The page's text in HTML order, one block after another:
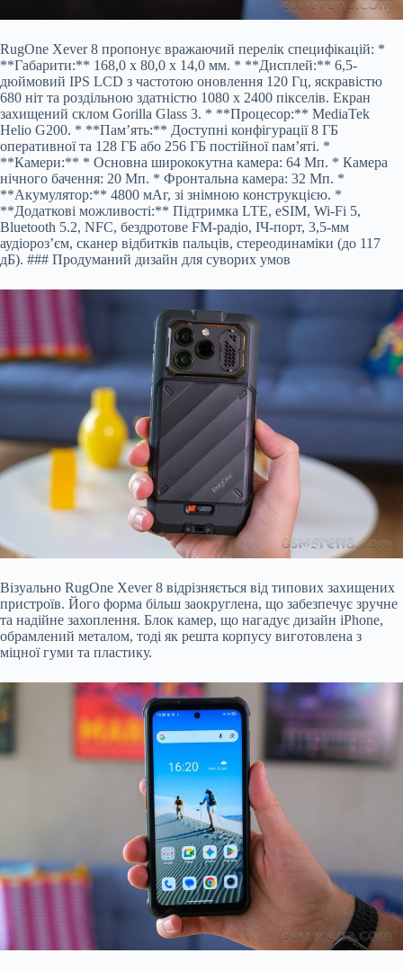
RugOne Xever 8 пропонує вражаючий перелік специфікацій: *
**Габарити:** 168,0 x 80,0 x 14,0 мм. * **Дисплей:** 6,5-
дюймовий IPS LCD з частотою оновлення 120 Гц, яскравістю
680 ніт та роздільною здатністю 1080 x 2400 пікселів. Екран
захищений склом Gorilla Glass 3. * **Процесор:** MediaTek
Helio G200. * **Пам’ять:** Доступні конфігурації 8 ГБ
оперативної та 128 ГБ або 256 ГБ постійної пам’яті. *
**Камери:** * Основна ширококутна камера: 64 Мп. * Камера
нічного бачення: 20 Мп. * Фронтальна камера: 32 Мп. *
**Акумулятор:** 4800 мАг, зі знімною конструкцією. *
**Додаткові можливості:** Підтримка LTE, eSIM, Wi-Fi 5,
Bluetooth 5.2, NFC, бездротове FM-радіо, ІЧ-порт, 3,5-мм
аудіороз’єм, сканер відбитків пальців, стереодинаміки (до 117
дБ). ### Продуманий дизайн для суворих умов
Візуально RugOne Xever 8 відрізняється від типових захищених
пристроїв. Його форма більш заокруглена, що забезпечує зручне
та надійне захоплення. Блок камер, що нагадує дизайн iPhone,
обрамлений металом, тоді як решта корпусу виготовлена з
міцної гуми та пластику.